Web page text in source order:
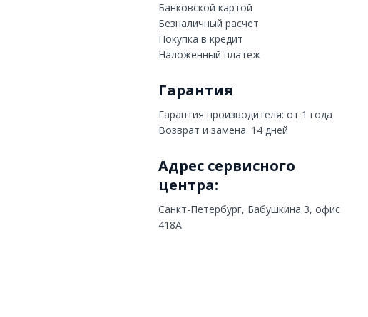
Банковской картой
Безналичный расчет
Покупка в кредит
Наложенный платеж
Гарантия
Гарантия производителя: от 1 года
Возврат и замена: 14 дней
Адрес сервисного
центра:
Санкт-Петербург, Бабушкина 3, офис
418А